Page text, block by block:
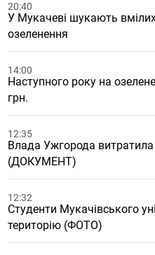
20:40
У Мукачеві шукають вмілих
озеленення
14:00
Наступного року на
грн.
12:35
Влада Ужгорода витратила
(ДОКУМЕНТ)
12:32
Студенти Мукачівського
територію (ФОТО)